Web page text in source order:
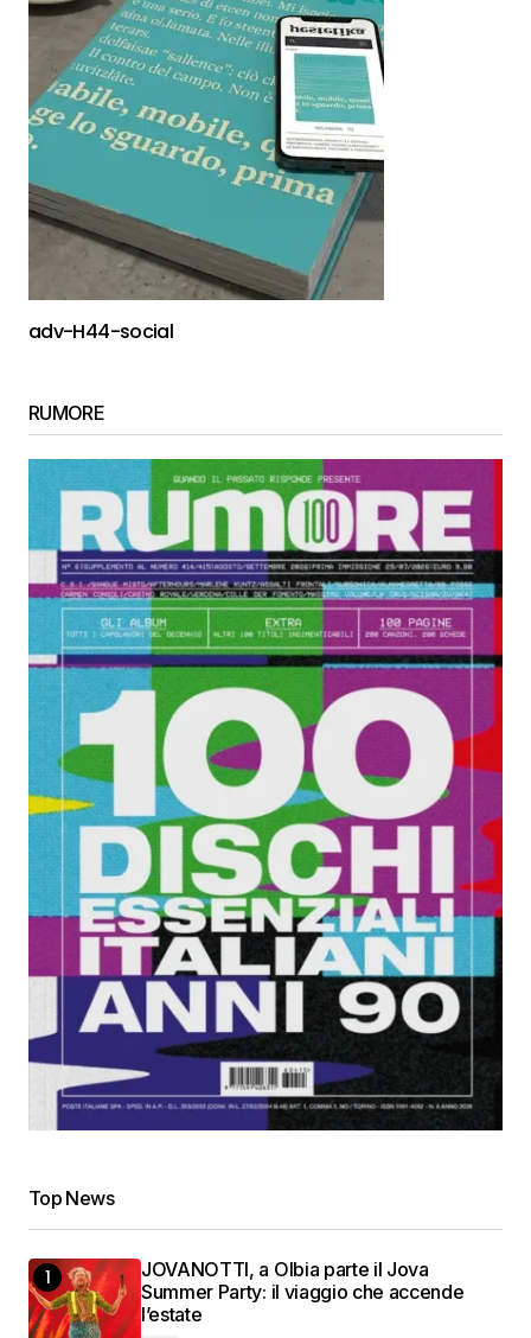
adv-H44-social
RUMORE
Top News
JOVANOTTI, a Olbia parte il Jova
Summer Party: il viaggio che accende
l’estate